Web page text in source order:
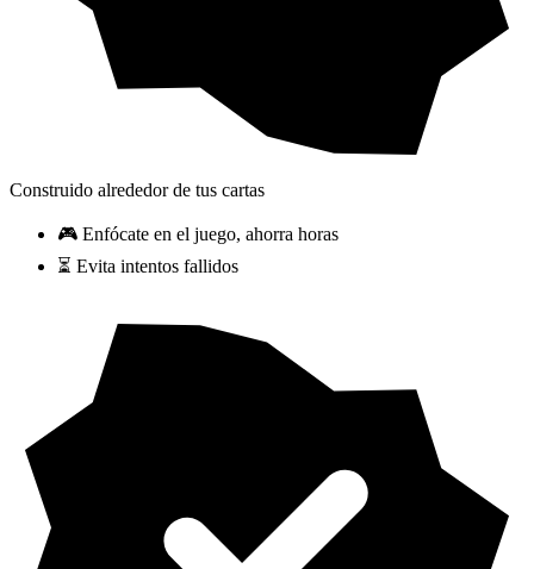
Construido alrededor de tus cartas
🎮 Enfócate en el juego, ahorra horas
⏳ Evita intentos fallidos